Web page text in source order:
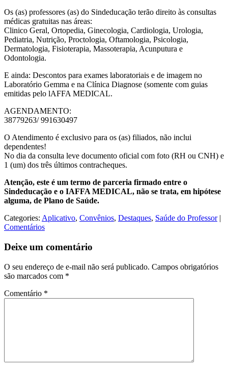
Os (as) professores (as) do Sindeducação terão direito às consultas
médicas gratuitas nas áreas:
Clinico Geral, Ortopedia, Ginecologia, Cardiologia, Urologia,
Pediatria, Nutrição, Proctologia, Oftamologia, Psicologia,
Dermatologia, Fisioterapia, Massoterapia, Acunputura e
Odontologia.
E ainda: Descontos para exames laboratoriais e de imagem no
Laboratório Gemma e na Clínica Diagnose (somente com guias
emitidas pelo lAFFA MEDICAL.
AGENDAMENTO:
38779263/ 991630497
O Atendimento é exclusivo para os (as) filiados, não inclui
dependentes!
No dia da consulta leve documento oficial com foto (RH ou CNH) e
1 (um) dos três últimos contracheques.
Atenção, este é um termo de parceria firmado entre o
Sindeducação e o IAFFA MEDICAL, não se trata, em hipótese
alguma, de Plano de Saúde.
Categories: Aplicativo, Convênios, Destaques, Saúde do Professor |
Comentários
Deixe um comentário
O seu endereço de e-mail não será publicado. Campos obrigatórios
são marcados com *
Comentário *